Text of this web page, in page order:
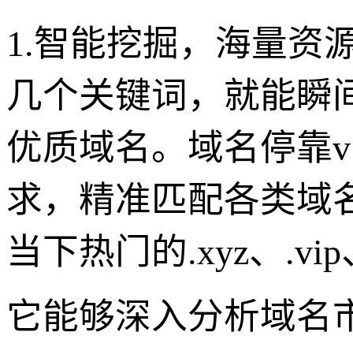
1.智能挖掘，海量资
几个关键词，就能瞬
优质域名。域名停靠
求，精准匹配各类域
当下热门的.xyz、.vip
它能够深入分析域名